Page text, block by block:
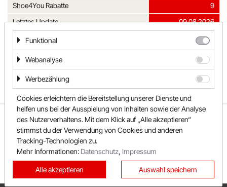
Shoe4You Rabatte
9
Letztes Update
09.08.2026
Kategorien
ÜBER UNS UNSER TEAM
FAQ
REWARDO
KONTAKT
SHOPS
SONDERAKTIONEN
NEUESTE GUTSCHEINE
TOP GUTSCHEINE
EXKLUSIVE GUTSCHEINE
Funktional
Webanalyse
Werbezählung
Cookies erleichtern die Bereitstellung unserer Dienste und
helfen uns bei der Ausspielung von Inhalten sowie der Analyse
des Nutzerverhaltens. Mit dem Klick auf „Alle akzeptieren“
stimmst du der Verwendung von Cookies und anderen
Tracking-Technologien zu.
Mehr Informationen: Datenschutz, Impressum
Alle akzeptieren Auswahl speichern